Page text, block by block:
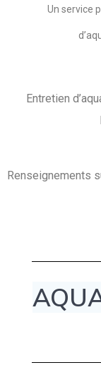
Un service
Entretien
Renseignements